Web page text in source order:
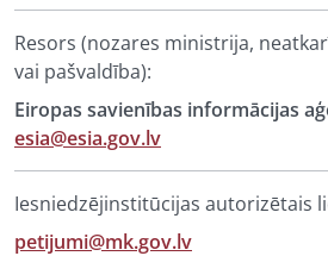
Resors (nozares ministrija,
vai pašvaldība):
Eiropas savienības informācijas
esia@esia.gov.lv
Iesniedzējinstitūcijas autorizētais
petijumi@mk.gov.lv